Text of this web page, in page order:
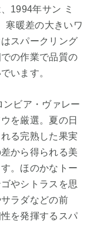
1994年サン ミ
寒暖差の大きいワ
スパークリング
の作業で品質の
います。
ンビア・ヴァレー
を厳選。夏の日
る完熟した果実
から得られる美
。ほのかなトー
やシトラスを思
ラダなどの前
を発揮するスパ